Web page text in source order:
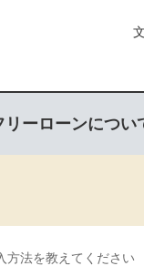
リーローンについ
方法を教えてください